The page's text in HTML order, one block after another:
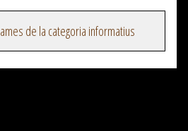
de la categoria informatius